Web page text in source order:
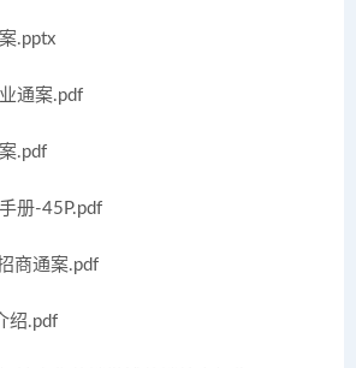
.pptx
通案.pdf
.pdf
册-45P.pdf
商通案.pdf
绍.pdf